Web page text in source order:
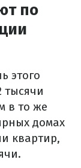
по
этого
тысячи
в то же
домах
квартир,